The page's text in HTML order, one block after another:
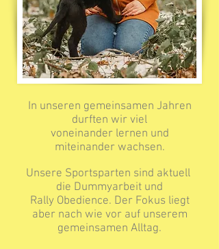
In unseren gemeinsamen Jahren
durften wir viel
voneinander lernen und
miteinander wachsen.
Unsere Sportsparten sind aktuell
die Dummyarbeit und
Rally Obedience. Der Fokus liegt
aber nach wie vor auf unserem
gemeinsamen Alltag.